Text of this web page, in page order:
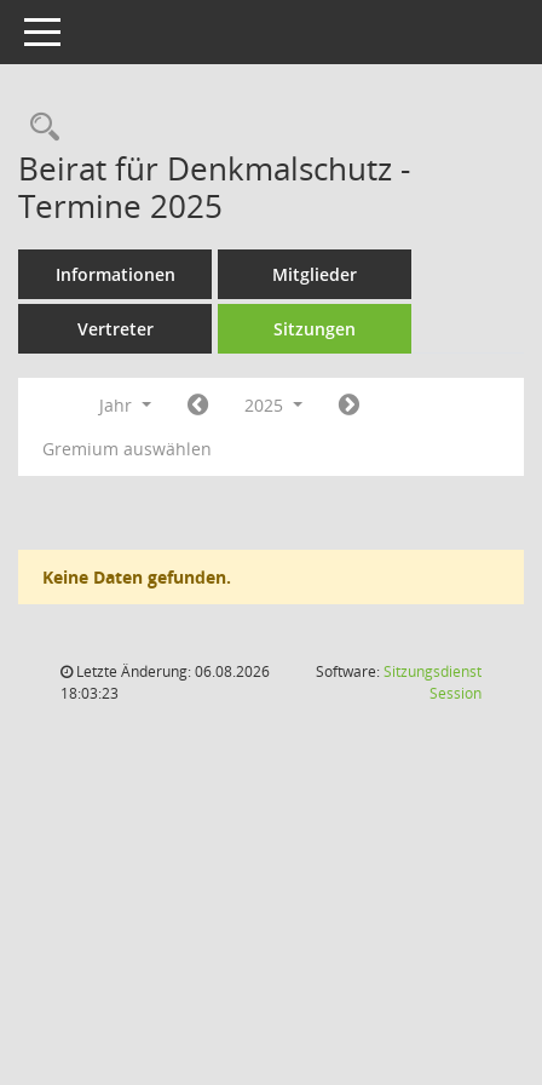
Toggle navigation
Rechercheauswahl
Beirat für Denkmalschutz -
Termine 2025
Informationen Mitglieder
Vertreter Sitzungen
Jahr
2025
Gremium auswählen
Keine Daten gefunden.
Letzte Änderung: 06.08.2026
18:03:23
Software:Sitzungsdienst
Session(Wird in